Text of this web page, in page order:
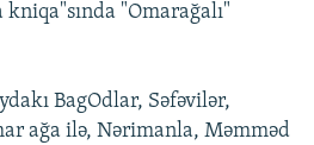
kniqa"sında "Omarağalı"
BagOdlar, Səfəvilər,
ağa ilə, Nərimanla, Məmməd